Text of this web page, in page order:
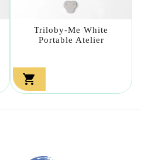
Triloby-Me White
Portable Atelier
